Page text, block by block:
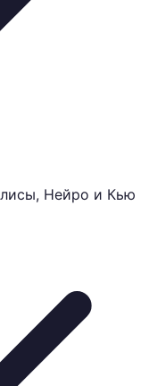
Нейро и Кью